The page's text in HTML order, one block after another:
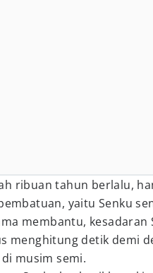
ribuan tahun berlalu,
yaitu Senku
membantu,
menghitung detik demi
musim semi.